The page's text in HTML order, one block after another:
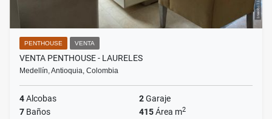
PENTHOUSE VENTA
VENTA PENTHOUSE - LAURELES
Medellín, Antioquia, Colombia
4Alcobas 2Garaje
7 Baños 415Área m2